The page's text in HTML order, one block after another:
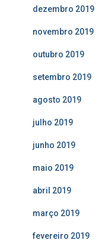
dezembro 2019
novembro 2019
outubro 2019
setembro 2019
agosto 2019
julho 2019
junho 2019
maio 2019
abril 2019
março 2019
fevereiro 2019